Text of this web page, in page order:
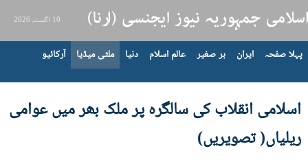
10 اگست، 2026
پہلا صفحہ ایران بر صغیر عالم اسلام دنیا ملٹی میڈیا آرکائیو
اسلامی انقلاب کی سالگرہ پر ملک بھر میں عوامی
ریلیاں( تصویریں)